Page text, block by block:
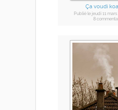
Ça voudi koa
Publiéle jeudi 11 mars
8